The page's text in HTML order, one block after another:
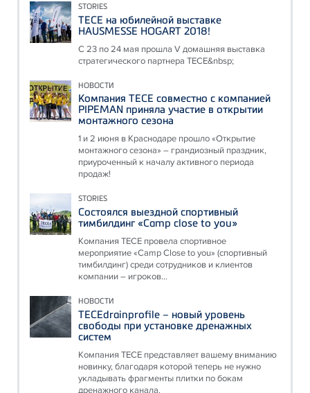
STORIES
ТЕСЕ на юбилейной выставке
HAUSMESSE HOGART 2018!
С 23 по 24 мая прошла V домашняя выставка
стратегического партнера ТЕСЕ&nbsp;
НОВОСТИ
Компания ТЕСЕ совместно с компанией
PIPEMAN приняла участие в открытии
монтажного сезона
1 и 2 июня в Краснодаре прошло «Открытие
монтажного сезона» – грандиозный праздник,
приуроченный к началу активного периода
продаж!
STORIES
Состоялся выездной спортивный
тимбилдинг «Camp close to you»
Компания ТЕСЕ провела спортивное
мероприятие «Camp Close to you» (спортивный
тимбилдинг) среди сотрудников и клиентов
компании – игроков...
НОВОСТИ
TECEdrainprofile – новый уровень
свободы при установке дренажных
систем
Компания ТЕСЕ представляет вашему вниманию
новинку, благодаря которой теперь не нужно
укладывать фрагменты плитки по бокам
дренажного канала.